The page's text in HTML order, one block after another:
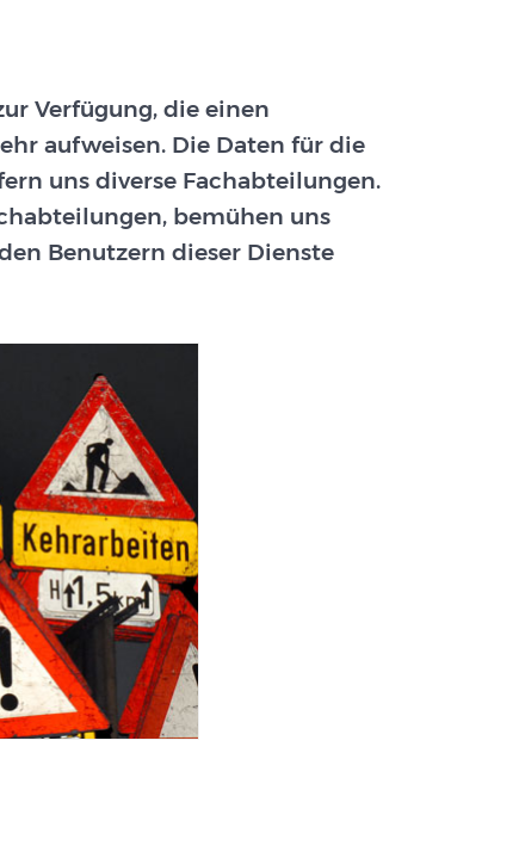
Verfügung, die einen
aufweisen. Die Daten für die
uns diverse Fachabteilungen.
bemühen uns
Benutzern dieser Dienste